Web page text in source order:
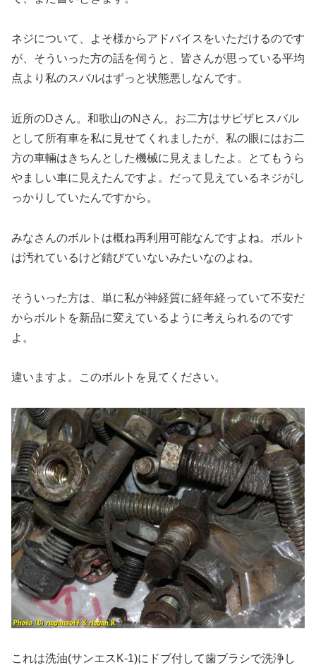
ネジについて、よそ様からアドバイスをいただけるのです
が、そういった方の話を伺うと、皆さんが思っている平均
点より私のスバルはずっと状態悪しなんです。
近所のDさん。和歌山のNさん。お二方はサビザヒスバル
として所有車を私に見せてくれましたが、私の眼にはお二
方の車輛はきちんとした機械に見えましたよ。とてもうら
やましい車に見えたんですよ。だって見えているネジがし
っかりしていたんですから。
みなさんのボルトは概ね再利用可能なんですよね。ボルト
は汚れているけど錆びていないみたいなのよね。
そういった方は、単に私が神経質に経年経っていて不安だ
からボルトを新品に変えているように考えられるのです
よ。
違いますよ。このボルトを見てください。
これは洗油(サンエスK-1)にドブ付して歯ブラシで洗浄し